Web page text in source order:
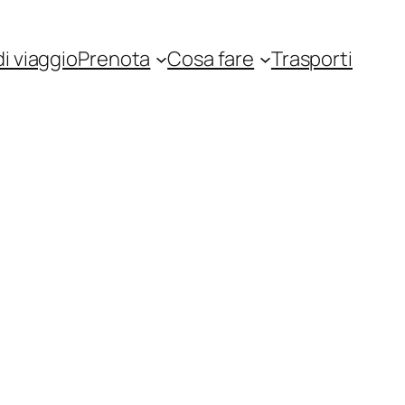
viaggioPrenota Cosa fare Trasporti